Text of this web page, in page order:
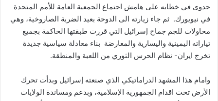
جدوى في خطابه على هامش اجتماع الجمعية العامة للأمم المتحدة
في نيويورك. ثم جاء زيارته الى الدوحة بعيد الضربة الصاروخية، وهي
محاولات للجم جماح إسرائيل التي قررت طبقتها الحاكمة بجميع
تياراته اليمينية واليسارية والمعارضة بناء معادلة سياسية جديدة
تخرج ايران- نظام الحرس الثوري من اللعبة والمنطقة.
وامام هذا المشهد الدراماتيكي الذي صنعته إسرائيل وبدأت تحرك
الأرض تحت اقدام الجمهورية الإسلامية، وبدعم ومساندة الولايات